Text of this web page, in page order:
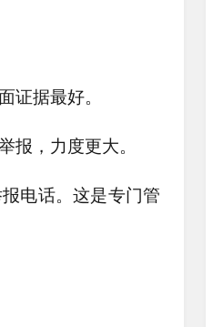
据最好。
，力度更大。
电话。这是专门管